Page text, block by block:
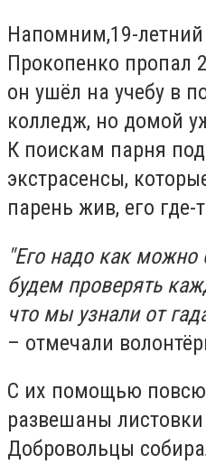
Напомним,19-
Прокопенко пропал
он ушёл на учебу в
колледж, но домой
К поискам парня
экстрасенсы,
парень жив, его где-
"Его надо как можно
будем проверять
что мы узнали от
– отмечали
С их помощью
развешаны
Добровольцы